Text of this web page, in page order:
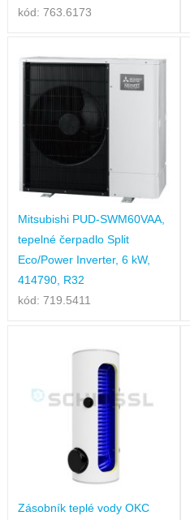
kód: 763.6173
Mitsubishi PUD-SWM60VAA,
tepelné čerpadlo Split
Eco/Power Inverter, 6 kW,
414790, R32
kód: 719.5411
Zásobník teplé vody OKC